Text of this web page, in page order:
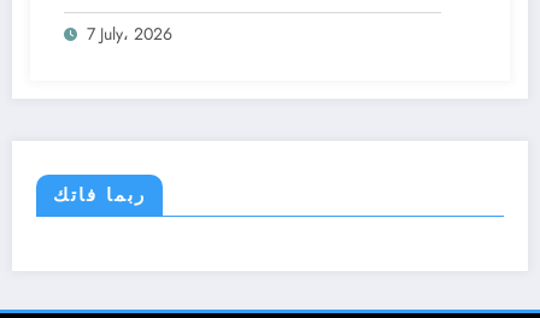
7 July، 2026
ربما فاتك